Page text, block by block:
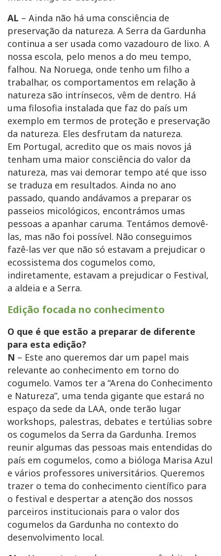
AL – Ainda não há uma consciência de
preservação da natureza. A Serra da Gardunha
continua a ser usada como vazadouro de lixo. A
nossa escola, pelo menos a do meu tempo,
falhou. Na Noruega, onde tenho um filho a
trabalhar, os comportamentos em relação à
natureza são intrínsecos, vêm de dentro. Há
uma filosofia instalada que faz do país um
exemplo em termos de proteção e preservação
da natureza. Eles desfrutam da natureza.
Em Portugal, acredito que os mais novos já
tenham uma maior consciência do valor da
natureza, mas vai demorar tempo até que isso
se traduza em resultados. Ainda no ano
passado, quando andávamos a preparar os
passeios micológicos, encontrámos umas
pessoas a apanhar caruma. Tentámos demovê-
las, mas não foi possível. Não conseguimos
fazê-las ver que não só estavam a prejudicar o
ecossistema dos cogumelos como,
indiretamente, estavam a prejudicar o Festival,
a aldeia e a Serra.
Edição focada no conhecimento
O que é que estão a preparar de diferente
para esta edição?
N – Este ano queremos dar um papel mais
relevante ao conhecimento em torno do
cogumelo. Vamos ter a “Arena do Conhecimento
e Natureza”, uma tenda gigante que estará no
espaço da sede da LAA, onde terão lugar
workshops, palestras, debates e tertúlias sobre
os cogumelos da Serra da Gardunha. Iremos
reunir algumas das pessoas mais entendidas do
país em cogumelos, como a bióloga Marisa Azul
e vários professores universitários. Queremos
trazer o tema do conhecimento científico para
o festival e despertar a atenção dos nossos
parceiros institucionais para o valor dos
cogumelos da Gardunha no contexto do
desenvolvimento local.